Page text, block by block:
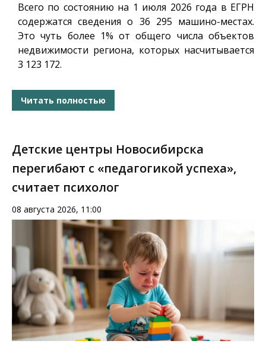
Всего по состоянию на 1 июля 2026 года в ЕГРН
содержатся сведения о 36 295 машино-местах.
Это чуть более 1% от общего числа объектов
недвижимости региона, которых насчитывается
3 123 172.
Читать полностью
Детские центры Новосибирска
перегибают с «педагогикой успеха»,
считает психолог
08 августа 2026, 11:00